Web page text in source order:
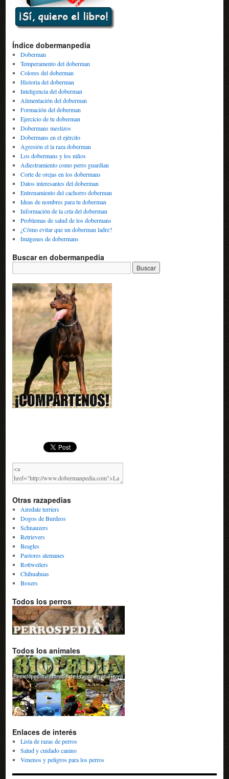
Índice dobermanpedia
Doberman
Temperamento del doberman
Colores del doberman
Historia del doberman
Inteligencia del doberman
Alimentación del doberman
Formación del doberman
Ejercicio de tu doberman
Dobermans mestizos
Dobermans en el ejército
Agresión el la raza doberman
Los dobermans y los niños
Adiestramiento como perro guardian
Corte de orejas en los dobermans
Datos interesantes del doberman
Entrenamiento del cachorro doberman
Ideas de nombres para tu doberman
Información de la cría del doberman
Problemas de salud de los dobermans
¿Cómo evitar que un doberman ladre?
Imágenes de dobermans
Buscar en dobermanpedia
Otras razapedias
Airedale terriers
Dogos de Burdeos
Schnauzers
Retrievers
Beagles
Pastores alemanes
Rottweilers
Chihuahuas
Boxers
Todos los perros
Todos los animales
Enlaces de interés
Lista de razas de perros
Salud y cuidado canino
Venenos y peligros para los perros